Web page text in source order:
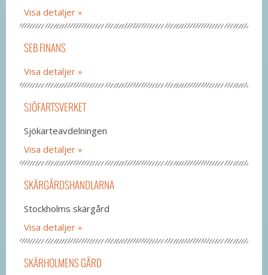
Visa detaljer
SEB FINANS
Visa detaljer
SJÖFARTSVERKET
Sjökarteavdelningen
Visa detaljer
SKÄRGÅRDSHANDLARNA
Stockholms skärgård
Visa detaljer
SKÄRHOLMENS GÅRD